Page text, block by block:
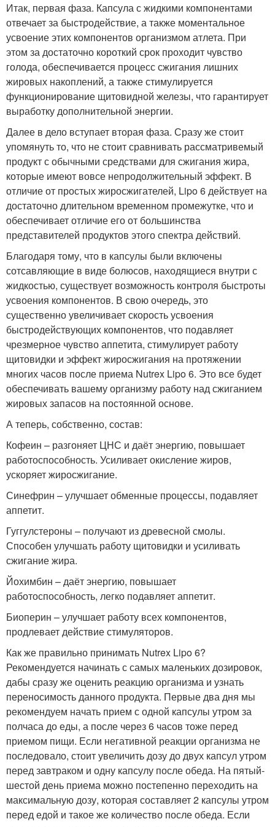
Итак, первая фаза. Капсула с жидкими компонентами
отвечает за быстродействие, а также моментальное
усвоение этих компонентов организмом атлета. При
этом за достаточно короткий срок проходит чувство
голода, обеспечивается процесс сжигания лишних
жировых накоплений, а также стимулируется
функционирование щитовидной железы, что гарантирует
выработку дополнительной энергии.
Далее в дело вступает вторая фаза. Сразу же стоит
упомянуть то, что не стоит сравнивать рассматривемый
продукт с обычными средствами для сжигания жира,
которые имеют вовсе непродолжительный эффект. В
отличие от простых жиросжигателей, Lipo 6 действует на
достаточно длительном временном промежутке, что и
обеспечивает отличие его от большинства
представителей продуктов этого спектра действий.
Благодаря тому, что в капсулы были включены
сотсавляющие в виде болюсов, находящиеся внутри с
жидкостью, существует возможность контроля быстроты
усвоения компонентов. В свою очередь, это
существенно увеличивает скорость усвоения
быстродействующих компонентов, что подавляет
чрезмерное чувство аппетита, стимулирует работу
щитовидки и эффект жиросжигания на протяжении
многих часов после приема Nutrex Lipo 6. Это все будет
обеспечивать вашему организму работу над сжиганием
жировых запасов на постоянной основе.
А теперь, собственно, состав:
Кофеин – разгоняет ЦНС и даёт энергию, повышает
работоспособность. Усиливает окисление жиров,
ускоряет жиросжигание.
Синефрин – улучшает обменные процессы, подавляет
аппетит.
Гуггулстероны – получают из древесной смолы.
Способен улучшать работу щитовидки и усиливать
сжигание жира.
Йохимбин – даёт энергию, повышает
работоспособность, легко подавляет аппетит.
Биоперин – улучшает работу всех компонентов,
продлевает действие стимуляторов.
Как же правильно принимать Nutrex Lipo 6?
Рекомендуется начинать с самых маленьких дозировок,
дабы сразу же оценить реакцию организма и узнать
переносимость данного продукта. Первые два дня мы
рекомендуем начать прием с одной капсулы утром за
полчаса до еды, а после через 6 часов тоже перед
приемом пищи. Если негативной реакции организма не
последовало, стоит увеличить дозу до двух капсул утром
перед завтраком и одну капсулу после обеда. На пятый-
шестой день приема можно постепенно переходить на
максимальную дозу, которая составляет 2 капсулы утром
перед едой и такое же количество после обеда. Если